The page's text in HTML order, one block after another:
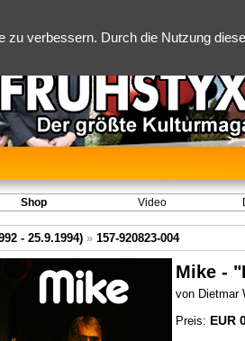
zu verbessern. Durch die Nutzung
Shop Video
- 25.9.1994) » 157-920823-004
Mike -
von Dietmar
Preis: EUR